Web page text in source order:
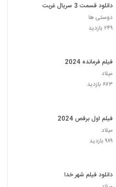
دانلود قسمت 3 سریال غربت
دوستی ها
۲۴۹ بازدید
فیلم فرمانده 2024
میلاد
۸۷۳ بازدید
فیلم اول برقص 2024
میلاد
۹۸۹ بازدید
دانلود فیلم شهر خدا